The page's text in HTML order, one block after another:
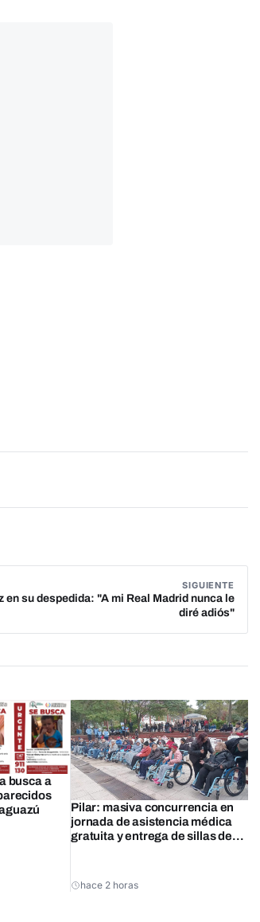
SIGUIENTE
en su despedida: "A mi Real Madrid nunca le
diré adiós"
busca a
Pilar: masiva concurrencia en
jornada de asistencia médica
gratuita y entrega de sillas de
hace 2 horas